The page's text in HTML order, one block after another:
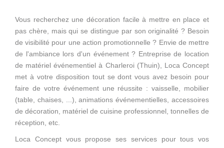
Vous recherchez une décoration facile à mettre en place et
pas chère, mais qui se distingue par son originalité ? Besoin
de visibilité pour une action promotionnelle ? Envie de mettre
de l'ambiance lors d'un événement ? Entreprise de location
de matériel événementiel à Charleroi (Thuin), Loca Concept
met à votre disposition tout se dont vous avez besoin pour
faire de votre événement une réussite : vaisselle, mobilier
(table, chaises, ...), animations événementielles, accessoires
de décoration, matériel de cuisine professionnel, tonnelles de
réception, etc.
Loca Concept vous propose ses services pour tous vos